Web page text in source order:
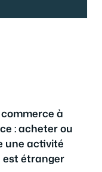
à
: acheter ou
une activité
est étranger